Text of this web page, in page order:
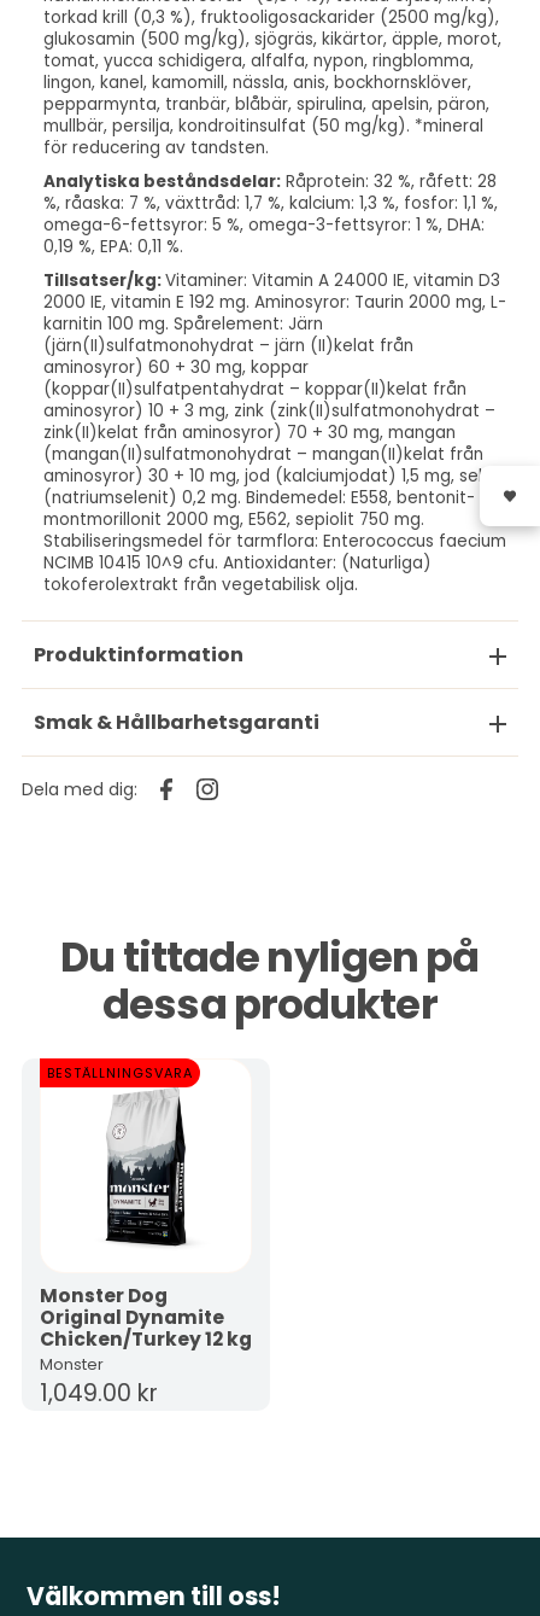
torkad krill (0,3 %), fruktooligosackarider (2500 mg/kg),
glukosamin (500 mg/kg), sjögräs, kikärtor, äpple, morot,
tomat, yucca schidigera, alfalfa, nypon, ringblomma,
lingon, kanel, kamomill, nässla, anis, bockhornsklöver,
pepparmynta, tranbär, blåbär, spirulina, apelsin, päron,
mullbär, persilja, kondroitinsulfat (50 mg/kg). *mineral
för reducering av tandsten.
Analytiska beståndsdelar: Råprotein: 32 %, råfett: 28
%, råaska: 7 %, växttråd: 1,7 %, kalcium: 1,3 %, fosfor: 1,1 %,
omega-6-fettsyror: 5 %, omega-3-fettsyror: 1 %, DHA:
0,19 %, EPA: 0,11 %.
Tillsatser/kg:Vitaminer: Vitamin A 24000 IE, vitamin D3
2000 IE, vitamin E 192 mg. Aminosyror: Taurin 2000 mg, L-
karnitin 100 mg. Spårelement: Järn
(järn(II)sulfatmonohydrat – järn (II)kelat från
aminosyror) 60 + 30 mg, koppar
(koppar(II)sulfatpentahydrat – koppar(II)kelat från
aminosyror) 10 + 3 mg, zink (zink(II)sulfatmonohydrat –
zink(II)kelat från aminosyror) 70 + 30 mg, mangan
(mangan(II)sulfatmonohydrat – mangan(II)kelat från
aminosyror) 30 + 10 mg, jod (kalciumjodat) 1,5 mg, selen
(natriumselenit) 0,2 mg. Bindemedel: E558, bentonit-
montmorillonit 2000 mg, E562, sepiolit 750 mg.
Stabiliseringsmedel för tarmflora: Enterococcus faecium
NCIMB 10415 10^9 cfu. Antioxidanter: (Naturliga)
tokoferolextrakt från vegetabilisk olja.
Produktinformation
Smak & Hållbarhetsgaranti
Dela med dig:
Du tittade nyligen på
dessa produkter
BESTÄLLNINGSVARA
Monster Dog
Original Dynamite
Chicken/Turkey 12 kg
Monster
1,049.00 kr
Välkommen till oss!